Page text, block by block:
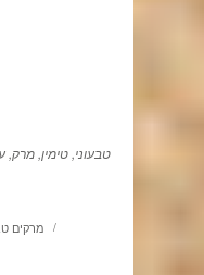
טבעוני, טימין, מרק,
מרקים /